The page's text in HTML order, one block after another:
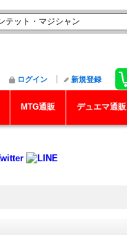
ログイン 新規登録
MTG通販 デュエマ通販